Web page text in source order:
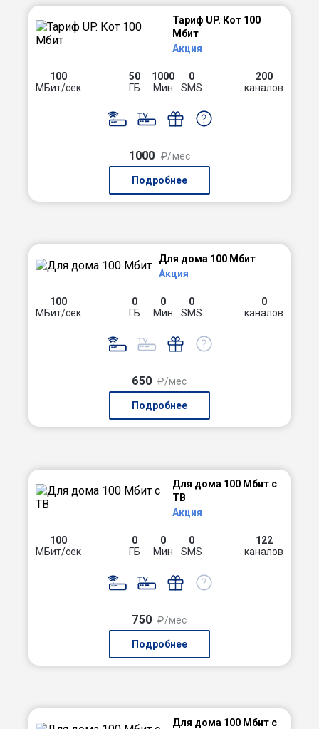
Тариф UP. Кот 100
Мбит
Акция
100
МБит/сек
50
ГБ
1000
Мин
0
SMS
200
каналов
1000 ₽/мес
Подробнее
Для дома 100 Мбит
Акция
100
МБит/сек
0
ГБ
0
Мин
0
SMS
0
каналов
650 ₽/мес
Подробнее
Для дома 100 Мбит с
ТВ
Акция
100
МБит/сек
0
ГБ
0
Мин
0
SMS
122
каналов
750 ₽/мес
Подробнее
Для дома 100 Мбит с